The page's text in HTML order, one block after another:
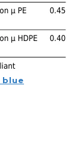
blue